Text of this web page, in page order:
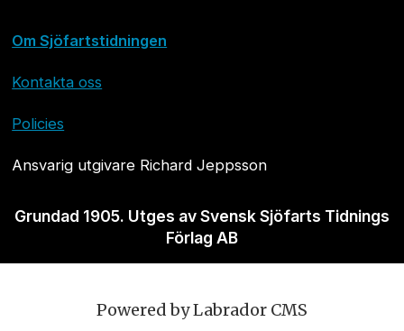
Om Sjöfartstidningen
Kontakta oss
Policies
Ansvarig utgivare Richard Jeppsson
Grundad 1905. Utges av Svensk Sjöfarts Tidnings
Förlag AB
Powered by Labrador CMS